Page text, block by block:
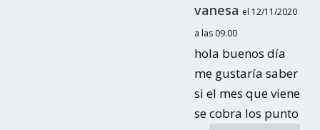
vanesa el 12/11/2020
a las 09:00
hola buenos día
me gustaría saber
si el mes que viene
se cobra los punto